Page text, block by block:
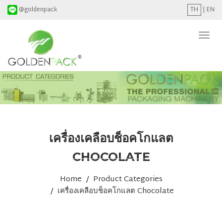
@goldenpack TH | EN
เครื่องเคลือบช็อคโกแลต
CHOCOLATE
Home
Product Categories
เครื่องเคลือบช็อคโกแลต Chocolate